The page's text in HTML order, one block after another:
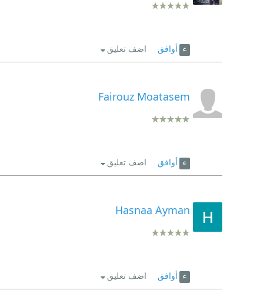
أوافق اضف تعليق
Fairouz Moatasem
أوافق اضف تعليق
Hasnaa Ayman
أوافق اضف تعليق